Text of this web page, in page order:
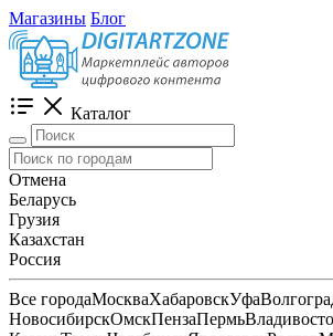
Магазины Блог
Каталог
Отмена
Беларусь
Грузия
Казахстан
Россия
Все городаМоскваХабаровскУфа
НовосибирскОмскПензаПермь